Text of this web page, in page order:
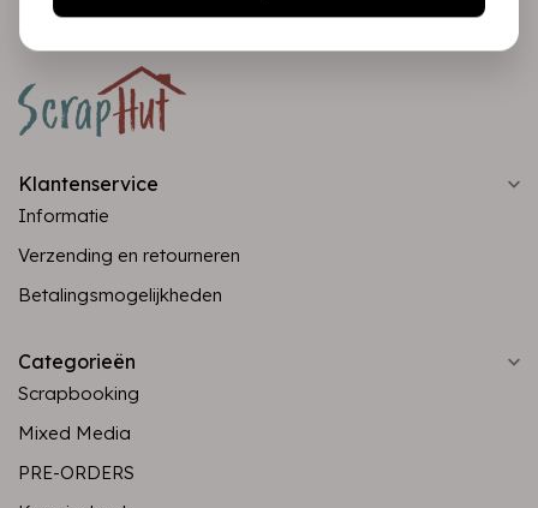
Klantenservice
Informatie
Verzending en retourneren
Betalingsmogelijkheden
Categorieën
Scrapbooking
Mixed Media
PRE-ORDERS